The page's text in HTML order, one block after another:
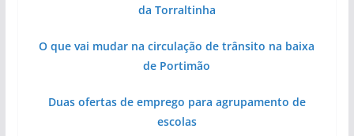
da Torraltinha
O que vai mudar na circulação de trânsito na baixa
de Portimão
Duas ofertas de emprego para agrupamento de
escolas